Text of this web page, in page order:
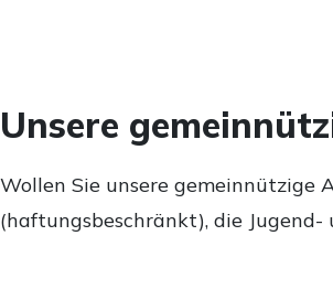
Unsere
Wollen Sie unsere gemeinnützige
(haftungsbeschränkt), die